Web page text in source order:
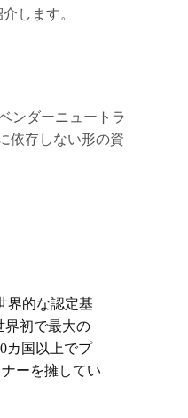
します。
ンダーニュートラ
依存しない形の資
界的な認定基
界初で最大の
カ国以上でプ
ーを擁してい